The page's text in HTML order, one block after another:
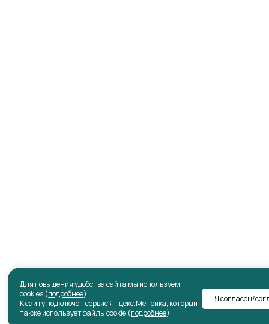
Для повышения удобства сайта мы используем
cookies (подробнее)
К сайту подключен сервис Яндекс.Метрика, который
также использует файлы cookie (подробнее)
Я согласен/